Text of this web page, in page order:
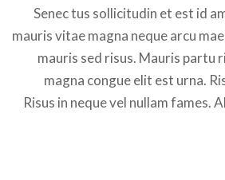
Senec tus sollicitudin et est id
mauris vitae magna neque arcu
mauris sed risus. Mauris partu
magna congue elit est urna.
Risus in neque vel nullam fames.